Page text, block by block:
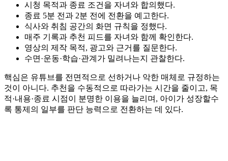
시청 목적과 종료 조건을 자녀와 합의했다.
종료 5분 전과 2분 전에 전환을 예고한다.
식사와 취침 공간의 화면 규칙을 정했다.
매주 기록과 추천 피드를 자녀와 함께 확인한다.
영상의 제작 목적, 광고와 근거를 질문한다.
수면·운동·학습·관계가 밀려나는지 관찰한다.
핵심은 유튜브를 전면적으로 선하거나 악한 매체로 규정하는
것이 아니다. 추천을 수동적으로 따라가는 시간을 줄이고, 목
적·내용·종료 시점이 분명한 이용을 늘리며, 아이가 성장할수
록 통제의 일부를 판단 능력으로 전환하는 데 있다.